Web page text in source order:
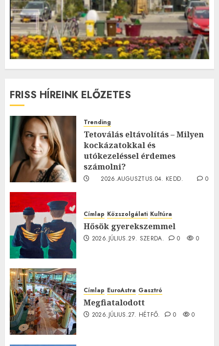
FRISS HÍREINK ELŐZETES
Trending
Tetoválás eltávolítás – Milyen
kockázatokkal és
utókezeléssel érdemes
számolni?
2026.AUGUSZTUS.04. KEDD.
0
Címlap Közszolgálati Kultúra
Hősök gyerekszemmel
2026.JÚLIUS.29. SZERDA. 0 0
Címlap EuroAstra Gasztró
Megfiatalodott
2026.JÚLIUS.27. HÉTFŐ. 0 0